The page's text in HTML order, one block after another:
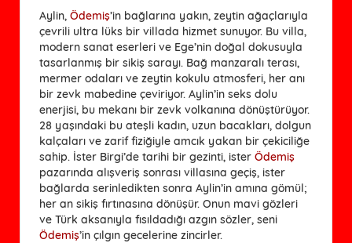
Aylin, Ödemiş’in bağlarına yakın, zeytin ağaçlarıyla
çevrili ultra lüks bir villada hizmet sunuyor. Bu villa,
modern sanat eserleri ve Ege’nin doğal dokusuyla
tasarlanmış bir sikiş sarayı. Bağ manzaralı terası,
mermer odaları ve zeytin kokulu atmosferi, her anı
bir zevk mabedine çeviriyor. Aylin’in seks dolu
enerjisi, bu mekanı bir zevk volkanına dönüştürüyor.
28 yaşındaki bu ateşli kadın, uzun bacakları, dolgun
kalçaları ve zarif fiziğiyle amcık yakan bir çekiciliğe
sahip. İster Birgi’de tarihi bir gezinti, ister Ödemiş
pazarında alışveriş sonrası villasına geçiş, ister
bağlarda serinledikten sonra Aylin’in amına gömül;
her an sikiş fırtınasına dönüşür. Onun mavi gözleri
ve Türk aksanıyla fısıldadığı azgın sözler, seni
Ödemiş’in çılgın gecelerine zincirler.